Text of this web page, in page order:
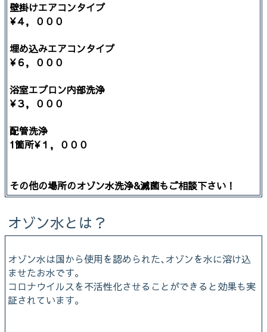
壁掛けエアコンタイプ
¥４，０００
埋め込みエアコンタイプ
¥６，０００
浴室エプロン内部洗浄
¥３，０００
配管洗浄
1箇所¥１，０００
その他の場所のオゾン水洗浄&滅菌もご相談下さい！
オゾン水とは？
オゾン水は国から使用を認められた､オゾンを水に溶け込
ませたお水です｡
コロナウイルスを不活性化させることができると効果も実
証されています。